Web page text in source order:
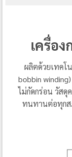
เครื่อ
ผลิตด้วยเทคโ
bobbin
ไม่กัดกร่อน วัสดุ
ทนทานต่อทุกส